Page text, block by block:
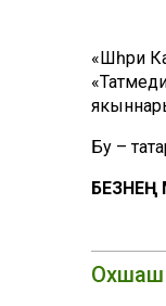
«Шәһри
Бу –
Охшаш